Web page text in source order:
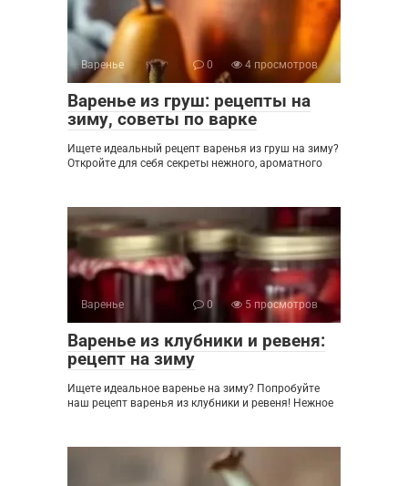
Варенье 0 4 просмотров
Варенье из груш: рецепты на
зиму, советы по варке
Ищете идеальный рецепт варенья из груш на зиму?
Откройте для себя секреты нежного, ароматного
Варенье 0 5 просмотров
Варенье из клубники и ревеня:
рецепт на зиму
Ищете идеальное варенье на зиму? Попробуйте
наш рецепт варенья из клубники и ревеня! Нежное